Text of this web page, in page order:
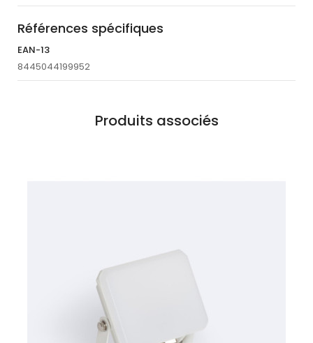
Références spécifiques
EAN-13
8445044199952
Produits associés